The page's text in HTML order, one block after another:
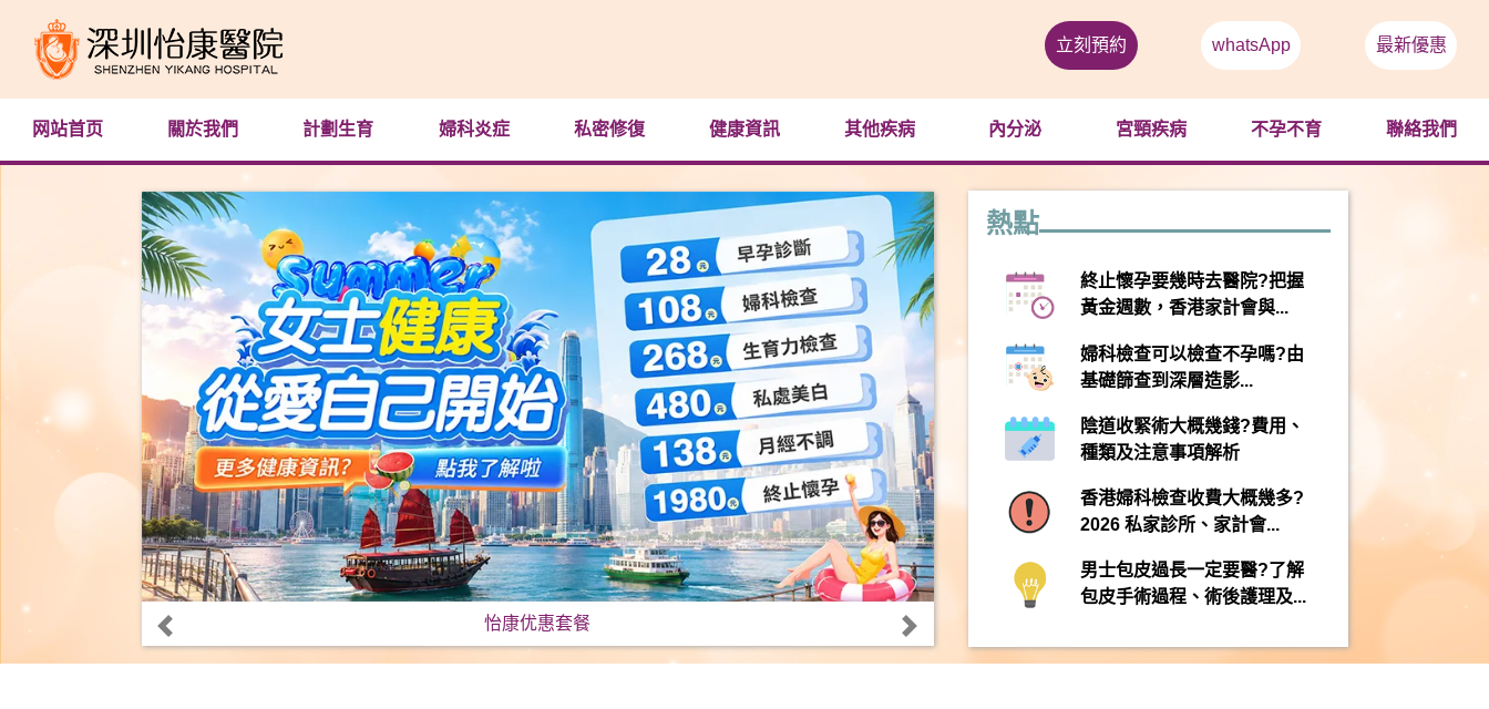
立刻預約 whatsApp 最新優惠
网站首页 關於我們 計劃生育 婦科炎症 私密修復 健康資訊 其他疾病 內分泌 宮頸疾病 不孕不育 聯絡我們
怡康优惠套餐
熱點
終止懷孕要幾時去醫院?把握
黃金週數，香港家計會與...
婦科檢查可以檢查不孕嗎?由
基礎篩查到深層造影...
陰道收緊術大概幾錢?費用、
種類及注意事項解析
香港婦科檢查收費大概幾多?
2026 私家診所、家計會...
男士包皮過長一定要醫?了解
包皮手術過程、術後護理及...